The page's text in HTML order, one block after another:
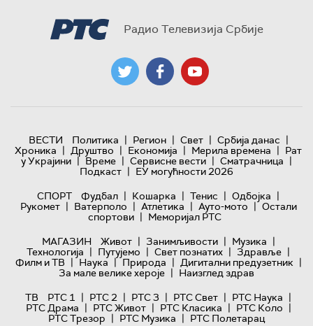
Радио Телевизија Србије
ВЕСТИ Политика | Регион | Свет | Србија данас |
Хроника | Друштво | Економија | Мерила времена | Рат
у Украјини | Време | Сервисне вести | Сматрачница |
Подкаст | ЕУ могућности 2026
СПОРТ
Фудбал | Кошарка | Тенис | Одбојка |
Рукомет | Ватерполо | Атлетика | Ауто-мото | Остали
спортови | Меморијал РТС
МАГАЗИН
Живот | Занимљивости | Музика |
Технологијa | Путујемо | Свет познатих | Здравље |
Филм и ТВ | Наука | Природа | Дигитални предузетник |
За мале велике хероје | Наизглед здрав
ТВ
РТС 1 | РТС 2 | РТС 3 | РТС Свет | РТС Наука |
РТС Драма | РТС Живот | РТС Класика | РТС Коло |
РТС Трезор | РТС Музика | РТС Полетарац